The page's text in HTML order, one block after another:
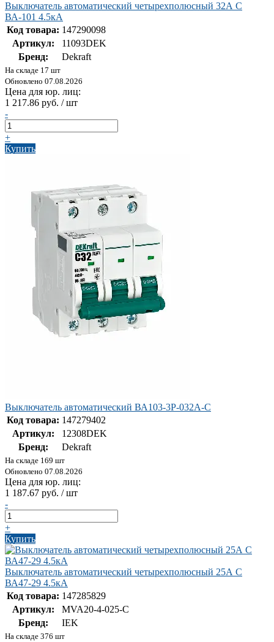
Выключатель автоматический четырехполюсный 32А С
ВА-101 4.5кА
Код товара: 147290098
Артикул:
11093DEK
Бренд:
Dekraft
На складе 17 шт
Обновлено 07.08.2026
Цена для юр. лиц:
1 217.86 руб. / шт
-
+
Купить
Выключатель автоматический ВА103-3P-032A-C
Код товара: 147279402
Артикул:
12308DEK
Бренд:
Dekraft
На складе 169 шт
Обновлено 07.08.2026
Цена для юр. лиц:
1 187.67 руб. / шт
-
+
Купить
Выключатель автоматический четырехполюсный 25А С
ВА47-29 4.5кА
Код товара: 147285829
Артикул:
MVA20-4-025-C
Бренд:
IEK
На складе 376 шт